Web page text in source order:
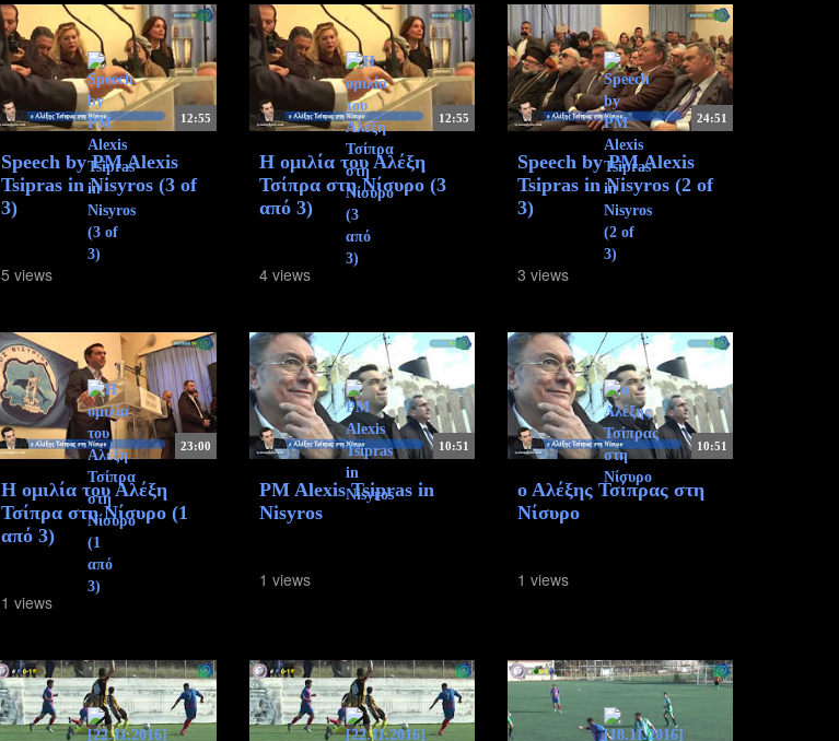
12:55
Speech by PM Alexis
Tsipras in Nisyros (3 of
3)
5 views
12:55
Η ομιλία του Αλέξη
Τσίπρα στη Νίσυρο (3
από 3)
4 views
24:51
Speech by PM Alexis
Tsipras in Nisyros (2 of
3)
3 views
23:00
Η ομιλία του Αλέξη
Τσίπρα στη Νίσυρο (1
από 3)
1 views
10:51
PM Alexis Tsipras in
Nisyros
1 views
10:51
ο Αλέξης Τσίπρας στη
Νίσυρο
1 views